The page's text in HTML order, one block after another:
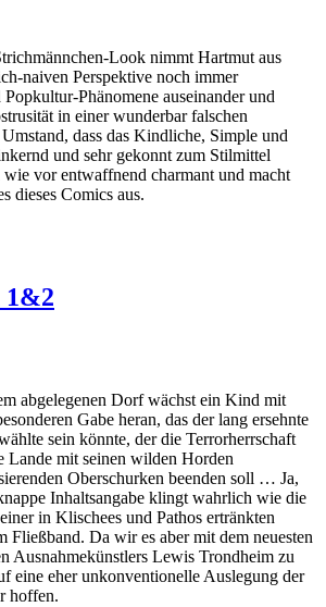
Look nimmt Hartmut aus
naiven Perspektive noch immer
Phänomene auseinander und
in einer wunderbar falschen
dass das Kindliche, Simple und
und sehr gekonnt zum Stilmittel
vor entwaffnend charmant und macht
dieses Comics aus.
1&2
abgelegenen Dorf wächst ein Kind mit
Gabe heran, das der lang ersehnte
sein könnte, der die Terrorherrschaft
Lande mit seinen wilden Horden
Oberschurken beenden soll … Ja,
Inhaltsangabe klingt wahrlich wie die
in Klischees und Pathos ertränkten
Fließband. Da wir es aber mit dem neuesten
Ausnahmekünstlers Lewis Trondheim zu
eine eher unkonventionelle Auslegung der
hoffen.